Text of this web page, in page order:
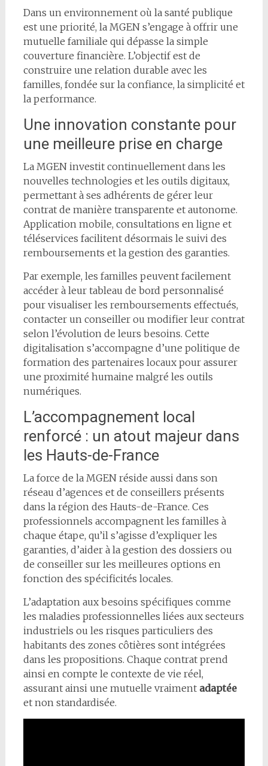
Dans un environnement où la santé publique
est une priorité, la MGEN s’engage à offrir une
mutuelle familiale qui dépasse la simple
couverture financière. L’objectif est de
construire une relation durable avec les
familles, fondée sur la confiance, la simplicité et
la performance.
Une innovation constante pour
une meilleure prise en charge
La MGEN investit continuellement dans les
nouvelles technologies et les outils digitaux,
permettant à ses adhérents de gérer leur
contrat de manière transparente et autonome.
Application mobile, consultations en ligne et
téléservices facilitent désormais le suivi des
remboursements et la gestion des garanties.
Par exemple, les familles peuvent facilement
accéder à leur tableau de bord personnalisé
pour visualiser les remboursements effectués,
contacter un conseiller ou modifier leur contrat
selon l’évolution de leurs besoins. Cette
digitalisation s’accompagne d’une politique de
formation des partenaires locaux pour assurer
une proximité humaine malgré les outils
numériques.
L’accompagnement local
renforcé : un atout majeur dans
les Hauts-de-France
La force de la MGEN réside aussi dans son
réseau d’agences et de conseillers présents
dans la région des Hauts-de-France. Ces
professionnels accompagnent les familles à
chaque étape, qu’il s’agisse d’expliquer les
garanties, d’aider à la gestion des dossiers ou
de conseiller sur les meilleures options en
fonction des spécificités locales.
L’adaptation aux besoins spécifiques comme
les maladies professionnelles liées aux secteurs
industriels ou les risques particuliers des
habitants des zones côtières sont intégrées
dans les propositions. Chaque contrat prend
ainsi en compte le contexte de vie réel,
assurant ainsi une mutuelle vraiment adaptée
et non standardisée.